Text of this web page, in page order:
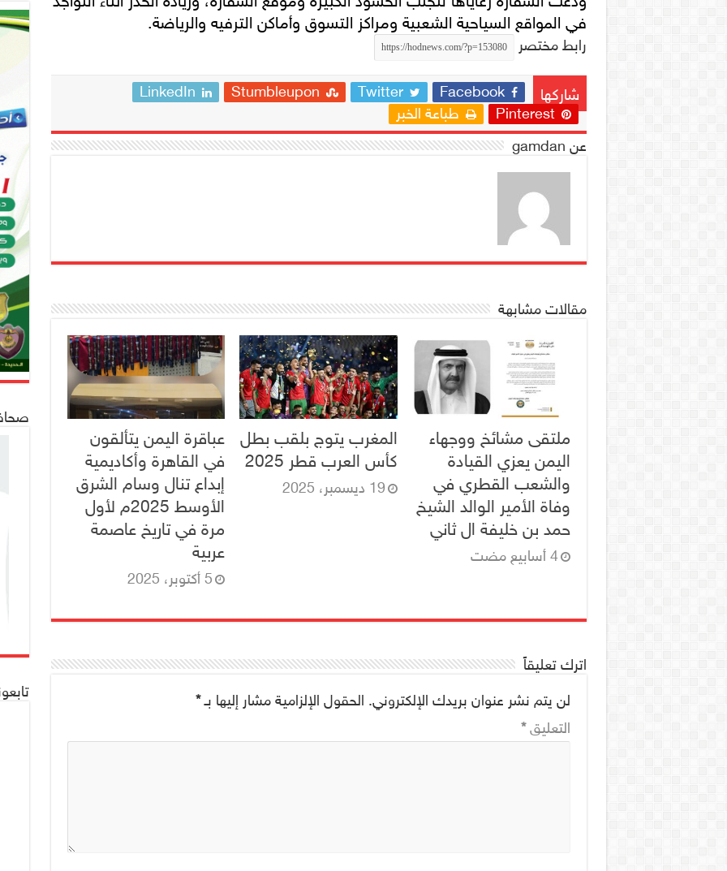
في المواقع السياحية الشعبية ومراكز التسوق وأماكن الترفيه والرياضة.
رابط مختصر
شاركها Facebook
Twitter
Stumbleupon
LinkedIn
Pinterest
طباعة الخبر
عن gamdan
مقالات مشابهة
ملتقى مشائخ ووجهاء
اليمن يعزي القيادة
والشعب القطري في
وفاة الأمير الوالد الشيخ
حمد بن خليفة ال ثاني
‏4 أسابيع مضت
المغرب يتوج بلقب بطل
كأس العرب قطر 2025
19 ديسمبر، 2025
عباقرة اليمن يتألقون
في القاهرة وأكاديمية
إبداع تنال وسام الشرق
الأوسط 2025م لأول
مرة في تاريخ عاصمة
عربية
5 أكتوبر، 2025
اترك تعليقاً
لن يتم نشر عنوان بريدك الإلكتروني. الحقول الإلزامية مشار إليها بـ*
التعليق*
صحافة